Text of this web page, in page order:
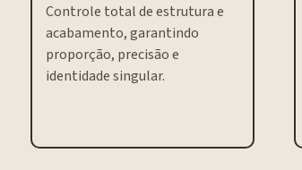
Controle total de estrutura e
acabamento, garantindo
proporção, precisão e
identidade singular.